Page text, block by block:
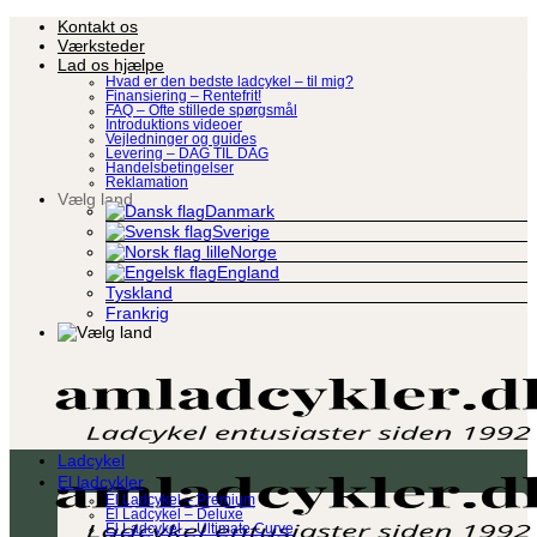
Fortsæt
indhold
Kontakt os
Værksteder
Lad os hjælpe
Hvad er den bedste ladcykel – til mig?
Finansiering – Rentefrit!
FAQ – Ofte stillede spørgsmål
Introduktions videoer
Vejledninger og guides
Levering – DAG TIL DAG
Handelsbetingelser
Reklamation
Vælg land
Danmark
Sverige
Norge
England
Tyskland
Frankrig
Ladcykel
El ladcykler
El Ladcykel – Premium
El Ladcykel – Deluxe
El Ladcykel – Ultimate Curve